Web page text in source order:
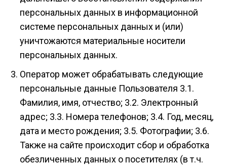
персональных данных в информационной
системе персональных данных и (или)
уничтожаются материальные носители
персональных данных.
Оператор может обрабатывать следующие
персональные данные Пользователя 3.1.
Фамилия, имя, отчество; 3.2. Электронный
адрес; 3.3. Номера телефонов; 3.4. Год, месяц,
дата и место рождения; 3.5. Фотографии; 3.6.
Также на сайте происходит сбор и обработка
обезличенных данных о посетителях (в т.ч.